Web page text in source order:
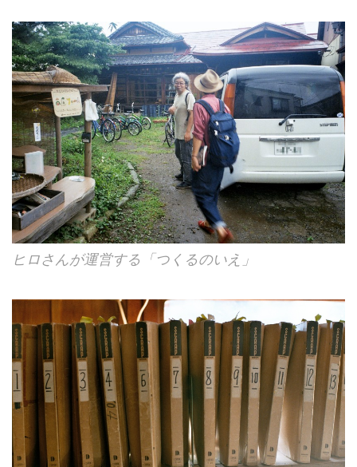
ヒロさんが運営する「つくるのいえ」